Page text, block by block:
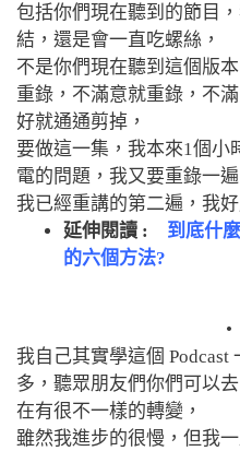
包括你們現在聽到的節目
結，還是會一直吃螺絲，
不是你們現在聽到這個版
重錄，不滿意就重錄，不
好就通通剪掉，
要做這一集，我本來1個小
電的問題，我又要重錄一
我已經重講的第二遍，我
延伸閱讀 : 到底什
的六個方法?
•
我自己其實學這個
多，聽眾朋友們你們可以
在有很不一樣的轉變，
雖然我進步的很慢，但我